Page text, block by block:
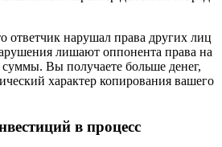
ответчик нарушал права других лиц
лишают оппонента права на
Вы получаете больше денег,
характер копирования вашего
в процесс